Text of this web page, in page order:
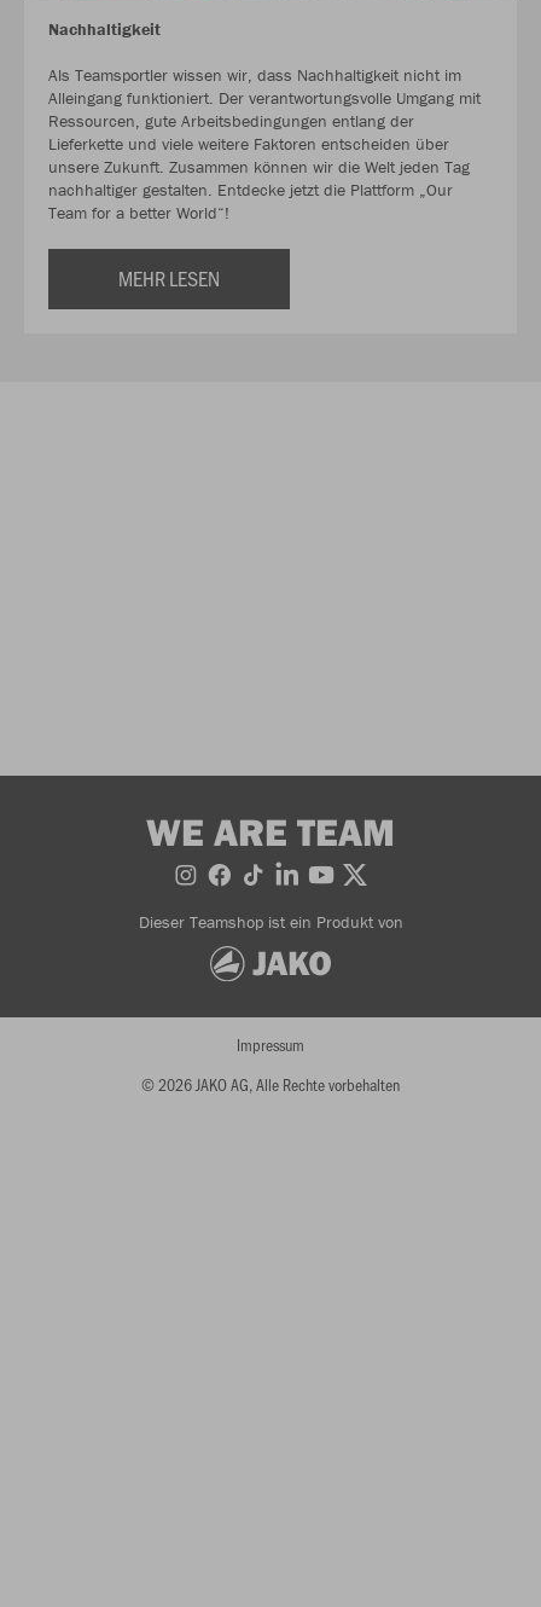
Nachhaltigkeit
Als Teamsportler wissen wir, dass Nachhaltigkeit nicht im
Alleingang funktioniert. Der verantwortungsvolle Umgang mit
Ressourcen, gute Arbeitsbedingungen entlang der
Lieferkette und viele weitere Faktoren entscheiden über
unsere Zukunft. Zusammen können wir die Welt jeden Tag
nachhaltiger gestalten. Entdecke jetzt die Plattform „Our
Team for a better World“!
MEHR LESEN
WE ARE TEAM
Dieser Teamshop ist ein Produkt von
© 2026 JAKO AG, Alle Rechte vorbehalten
Impressum